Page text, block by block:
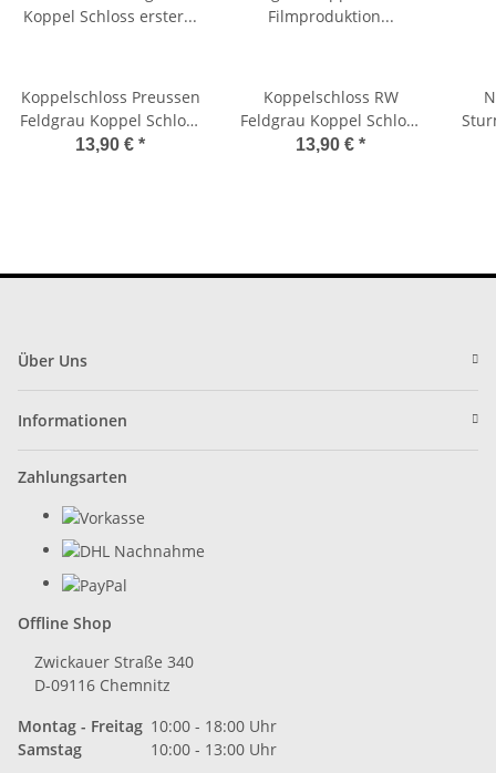
Koppelschloss Preussen
Feldgrau Koppel Schloss
erster Weltkrieg
13,90 € *
Koppelschloss RW
Feldgrau Koppel Schloss
Filmproduktion erster
13,90 € *
Über Uns
Informationen
Zahlungsarten
Offline Shop
Zwickauer Straße 340
D-09116 Chemnitz
Montag - Freitag 10:00 - 18:00 Uhr
Samstag
10:00 - 13:00 Uhr